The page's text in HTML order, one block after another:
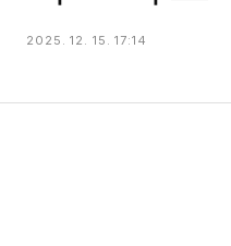
2025. 12. 15. 17:14